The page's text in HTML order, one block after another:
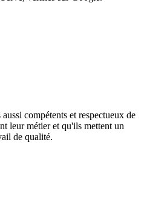
compétents et respectueux de
leur métier et qu'ils mettent un
de qualité.